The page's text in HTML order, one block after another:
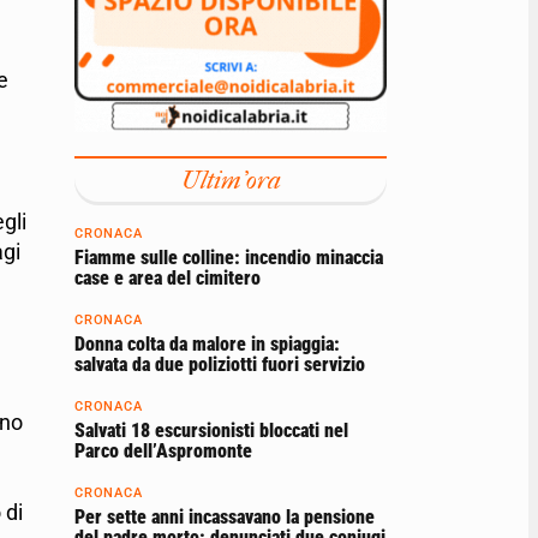
di
Ultim'ora
CRONACA
Fiamme sulle colline: incendio minaccia
case e area del cimitero
CRONACA
Donna colta da malore in spiaggia:
salvata da due poliziotti fuori servizio
CRONACA
Salvati 18 escursionisti bloccati nel
Parco dell’Aspromonte
CRONACA
Per sette anni incassavano la pensione